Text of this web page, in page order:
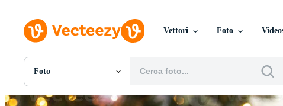
Vettori Foto
Foto
Tutte Immagini
Foto